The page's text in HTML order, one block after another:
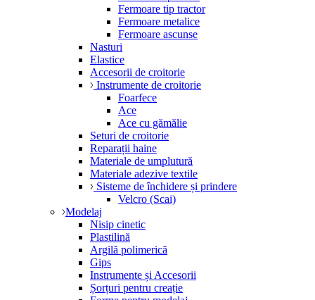
Fermoare tip tractor
Fermoare metalice
Fermoare ascunse
Nasturi
Elastice
Accesorii de croitorie
Instrumente de croitorie
Foarfece
Ace
Ace cu gămălie
Seturi de croitorie
Reparații haine
Materiale de umplutură
Materiale adezive textile
Sisteme de închidere și prindere
Velcro (Scai)
Modelaj
Nisip cinetic
Plastilină
Argilă polimerică
Gips
Instrumente și Accesorii
Șorțuri pentru creație